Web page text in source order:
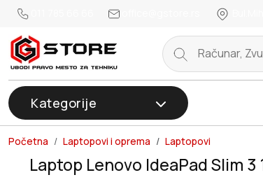
Kategorije
Početna Laptopovi i oprema Laptopovi
Laptop Lenovo IdeaPad Slim 3